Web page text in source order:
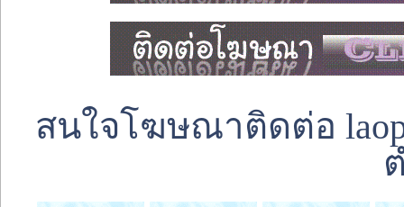
สนใจโฆษณาติดต่อ